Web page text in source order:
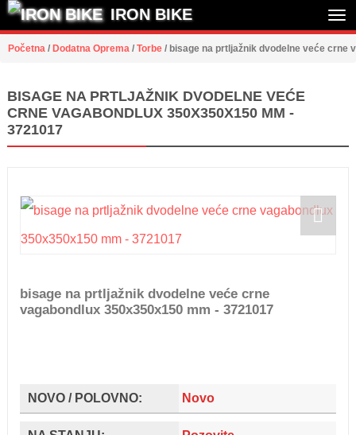
IRON BIKE
Početna / Dodatna Oprema / Torbe / bisage na prtljažnik dvodelne veće crne
BISAGE NA PRTLJAŽNIK DVODELNE VEĆE
CRNE VAGABONDLUX 350X350X150 MM -
3721017
bisage na prtljažnik dvodelne veće crne
vagabondlux 350x350x150 mm - 3721017
NOVO / POLOVNO: Novo